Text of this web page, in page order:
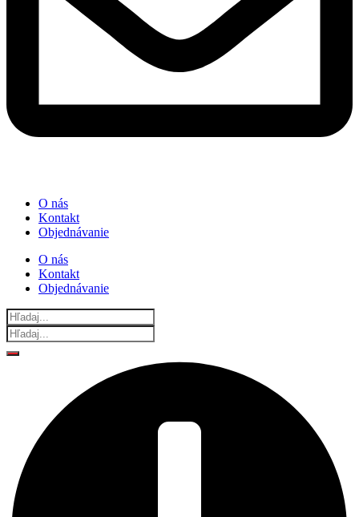
O nás
Kontakt
Objednávanie
O nás
Kontakt
Objednávanie